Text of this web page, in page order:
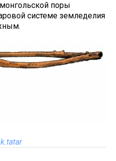
поры
системе земледелия